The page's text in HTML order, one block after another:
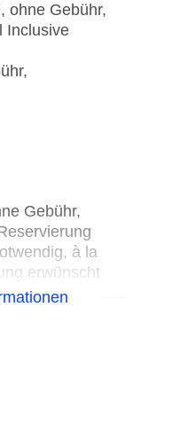
ohne Gebühr,
Inclusive
Gebühr,
à la
erwünscht
&